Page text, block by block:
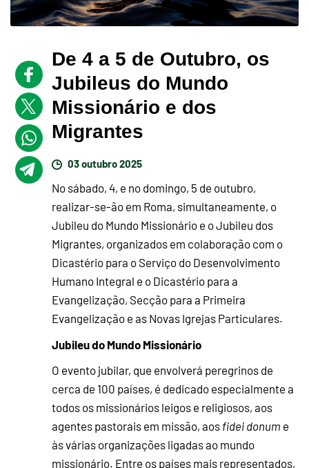
De 4 a 5 de Outubro, os
Jubileus do Mundo
Missionário e dos
Migrantes
03 outubro 2025
No sábado, 4, e no domingo, 5 de outubro,
realizar-se-ão em Roma, simultaneamente, o
Jubileu do Mundo Missionário e o Jubileu dos
Migrantes, organizados em colaboração com o
Dicastério para o Serviço do Desenvolvimento
Humano Integral e o Dicastério para a
Evangelização, Secção para a Primeira
Evangelização e as Novas Igrejas Particulares.
Jubileu do Mundo Missionário
O evento jubilar, que envolverá peregrinos de
cerca de 100 países, é dedicado especialmente a
todos os missionários leigos e religiosos, aos
agentes pastorais em missão, aosfidei donum e
às várias organizações ligadas ao mundo
missionário. Entre os países mais representados,